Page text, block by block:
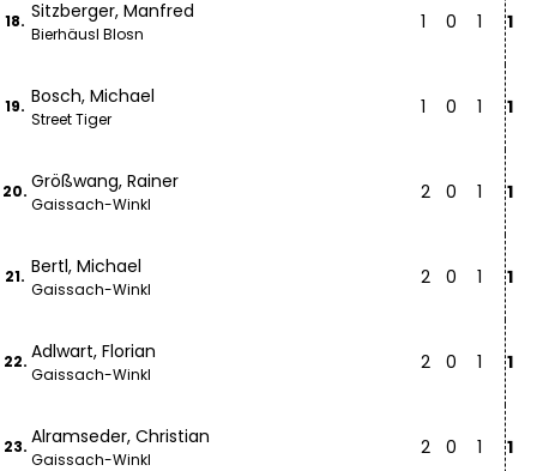
18. Sitzberger, Manfred
Bierhäusl Blosn
1 0 1 1
19. Bosch, Michael
Street Tiger
1 0 1 1
20. Größwang, Rainer
Gaissach-Winkl
2 0 1 1
21. Bertl, Michael
Gaissach-Winkl
2 0 1 1
22. Adlwart, Florian
Gaissach-Winkl
2 0 1 1
23. Alramseder, Christian
Gaissach-Winkl
2 0 1 1